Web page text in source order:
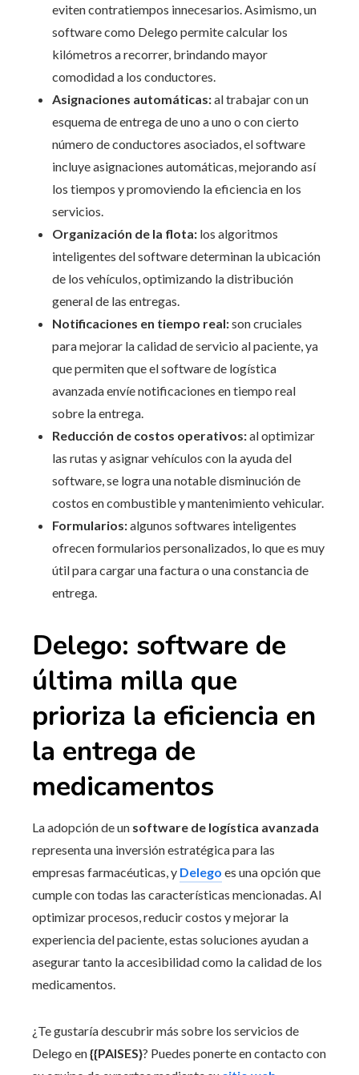
eviten contratiempos innecesarios. Asimismo, un
software como Delego permite calcular los
kilómetros a recorrer, brindando mayor
comodidad a los conductores.
Asignaciones automáticas:al trabajar con un
esquema de entrega de uno a uno o con cierto
número de conductores asociados, el software
incluye asignaciones automáticas, mejorando así
los tiempos y promoviendo la eficiencia en los
servicios.
Organización de la flota: los algoritmos
inteligentes del software determinan la ubicación
de los vehículos, optimizando la distribución
general de las entregas.
Notificaciones en tiempo real:son cruciales
para mejorar la calidad de servicio al paciente, ya
que permiten que el software de logística
avanzada envíe notificaciones en tiempo real
sobre la entrega.
Reducción de costos operativos:al optimizar
las rutas y asignar vehículos con la ayuda del
software, se logra una notable disminución de
costos en combustible y mantenimiento vehicular.
Formularios:algunos softwares inteligentes
ofrecen formularios personalizados, lo que es muy
útil para cargar una factura o una constancia de
entrega.
Delego: software de
última milla que
prioriza la eficiencia en
la entrega de
medicamentos
La adopción de un software de logística avanzada
representa una inversión estratégica para las
empresas farmacéuticas, y Delego es una opción que
cumple con todas las características mencionadas. Al
optimizar procesos, reducir costos y mejorar la
experiencia del paciente, estas soluciones ayudan a
asegurar tanto la accesibilidad como la calidad de los
medicamentos.
¿Te gustaría descubrir más sobre los servicios de
Delego en{{PAISES}? Puedes ponerte en contacto con